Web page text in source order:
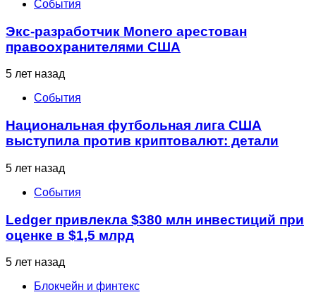
События
Экс-разработчик Monero арестован
правоохранителями США
5 лет назад
События
Национальная футбольная лига США
выступила против криптовалют: детали
5 лет назад
События
Ledger привлекла $380 млн инвестиций при
оценке в $1,5 млрд
5 лет назад
Блокчейн и финтекс